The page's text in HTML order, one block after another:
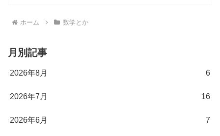
ホーム 数学とか
月別記事
2026年8月 6
2026年7月 16
2026年6月 7